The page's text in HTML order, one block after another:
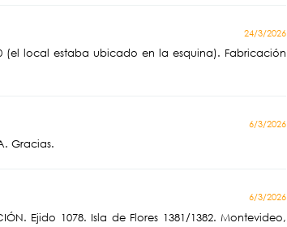
24/3/2026
(el local estaba ubicado en la esquina). Fabricación
6/3/2026
Gracias.
6/3/2026
Ejido 1078. Isla de Flores 1381/1382. Montevideo,